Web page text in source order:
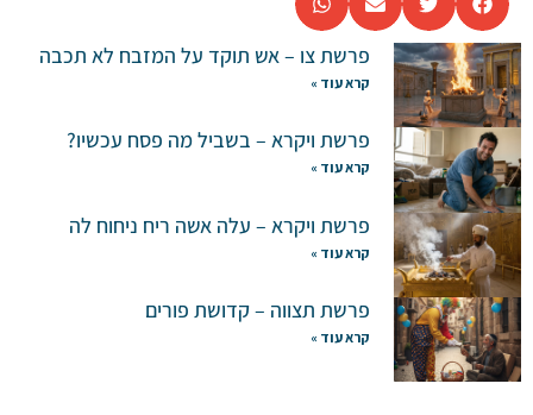
פרשת צו – אש תוקד על המזבח לא תכבה
קרא עוד »
פרשת ויקרא – בשביל מה פסח עכשיו?
קרא עוד »
פרשת ויקרא – עלה אשה ריח ניחוח לה
קרא עוד »
פרשת תצווה – קדושת פורים
קרא עוד »